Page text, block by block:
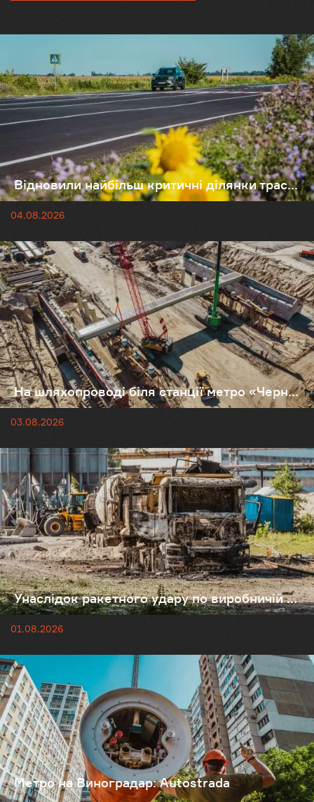
Відновили найбільш критичні ділянки трас...
04.08.2026
На шляхопроводі біля станції метро «Черн...
03.08.2026
Унаслідок ракетного удару по виробничій ...
01.08.2026
Метро на Виноградар: Autostrada